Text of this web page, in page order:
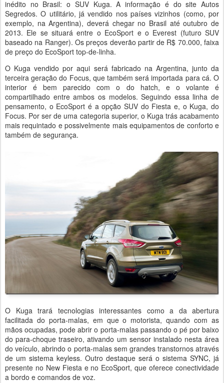
inédito no Brasil: o SUV Kuga. A informação é do site Autos
Segredos. O utilitário, já vendido nos países vizinhos (como, por
exemplo, na Argentina), deverá chegar no Brasil até outubro de
2013. Ele se situará entre o EcoSport e o Everest (futuro SUV
baseado na Ranger). Os preços deverão partir de R$ 70.000, faixa
de preço do EcoSport top-de-linha.
O Kuga vendido por aqui será fabricado na Argentina, junto da
terceira geração do Focus, que também será importada para cá. O
interior é bem parecido com o do hatch, e o volante é
compartilhado entre ambos os modelos. Seguindo essa linha de
pensamento, o EcoSport é a opção SUV do Fiesta e, o Kuga, do
Focus. Por ser de uma categoria superior, o Kuga trás acabamento
mais requintado e possivelmente mais equipamentos de conforto e
também de segurança.
O Kuga trará tecnologias interessantes como a da abertura
facilitada do porta-malas, em que o motorista, quando com as
mãos ocupadas, pode abrir o porta-malas passando o pé por baixo
do para-choque traseiro, ativando um sensor instalado nesta área
do veículo, abrindo o porta-malas sem grandes transtornos através
de um sistema keyless. Outro destaque será o sistema SYNC, já
presente no New Fiesta e no EcoSport, que oferece conectividade
a bordo e comandos de voz.